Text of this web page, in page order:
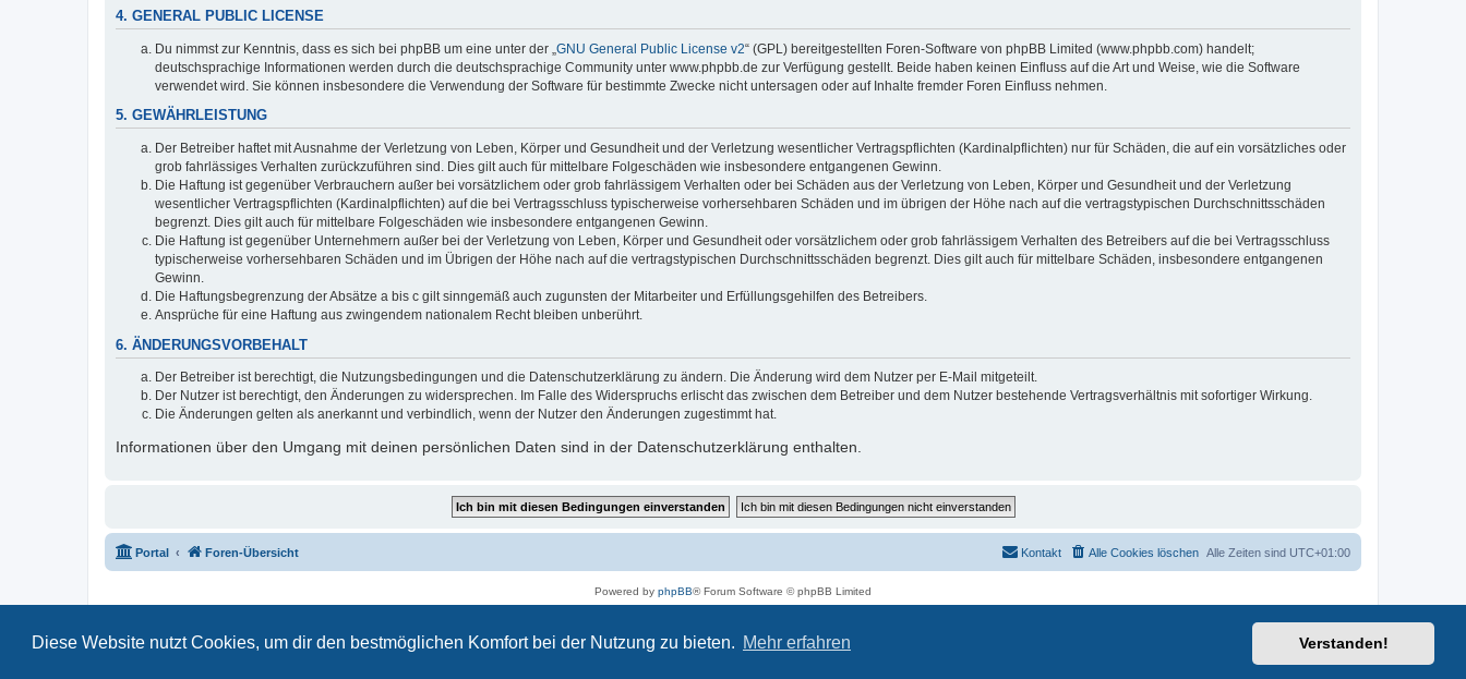
Diese Website nutzt Cookies, um dir den bestmöglichen Komfort bei der Nutzung zu bieten. Mehr erfahren Verstanden!
4. GENERAL PUBLIC LICENSE
Du nimmst zur Kenntnis, dass es sich bei phpBB um eine unter der „ GNU General Public License v2“ (GPL) bereitgestellten Foren-Software von phpBB Limited (www.phpbb.com) handelt;
deutschsprachige Informationen werden durch die deutschsprachige Community unter www.phpbb.de zur Verfügung gestellt. Beide haben keinen Einfluss auf die Art und Weise, wie die Software
verwendet wird. Sie können insbesondere die Verwendung der Software für bestimmte Zwecke nicht untersagen oder auf Inhalte fremder Foren Einfluss nehmen.
5. GEWÄHRLEISTUNG
Der Betreiber haftet mit Ausnahme der Verletzung von Leben, Körper und Gesundheit und der Verletzung wesentlicher Vertragspflichten (Kardinalpflichten) nur für Schäden, die auf ein vorsätzliches oder
grob fahrlässiges Verhalten zurückzuführen sind. Dies gilt auch für mittelbare Folgeschäden wie insbesondere entgangenen Gewinn.
Die Haftung ist gegenüber Verbrauchern außer bei vorsätzlichem oder grob fahrlässigem Verhalten oder bei Schäden aus der Verletzung von Leben, Körper und Gesundheit und der Verletzung
wesentlicher Vertragspflichten (Kardinalpflichten) auf die bei Vertragsschluss typischerweise vorhersehbaren Schäden und im übrigen der Höhe nach auf die vertragstypischen Durchschnittsschäden
begrenzt. Dies gilt auch für mittelbare Folgeschäden wie insbesondere entgangenen Gewinn.
Die Haftung ist gegenüber Unternehmern außer bei der Verletzung von Leben, Körper und Gesundheit oder vorsätzlichem oder grob fahrlässigem Verhalten des Betreibers auf die bei Vertragsschluss
typischerweise vorhersehbaren Schäden und im Übrigen der Höhe nach auf die vertragstypischen Durchschnittsschäden begrenzt. Dies gilt auch für mittelbare Schäden, insbesondere entgangenen
Gewinn.
Die Haftungsbegrenzung der Absätze a bis c gilt sinngemäß auch zugunsten der Mitarbeiter und Erfüllungsgehilfen des Betreibers.
Ansprüche für eine Haftung aus zwingendem nationalem Recht bleiben unberührt.
6. ÄNDERUNGSVORBEHALT
Der Betreiber ist berechtigt, die Nutzungsbedingungen und die Datenschutzerklärung zu ändern. Die Änderung wird dem Nutzer per E-Mail mitgeteilt.
Der Nutzer ist berechtigt, den Änderungen zu widersprechen. Im Falle des Widerspruchs erlischt das zwischen dem Betreiber und dem Nutzer bestehende Vertragsverhältnis mit sofortiger Wirkung.
Die Änderungen gelten als anerkannt und verbindlich, wenn der Nutzer den Änderungen zugestimmt hat.
Informationen über den Umgang mit deinen persönlichen Daten sind in der Datenschutzerklärung enthalten.
Portal Foren-Übersicht Alle Zeiten sind UTC+01:00
Alle Cookies löschen
Kontakt
Powered by phpBB® Forum Software © phpBB Limited